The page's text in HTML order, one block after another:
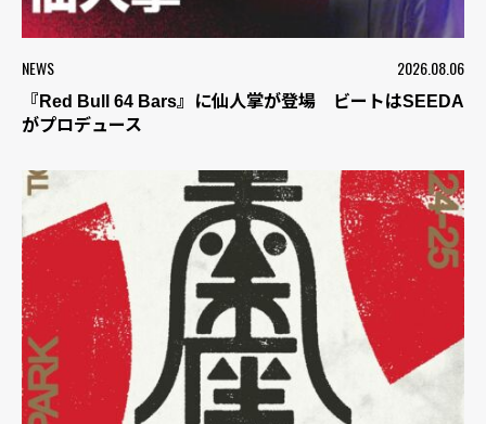
NEWS 2026.08.06
『Red Bull 64 Bars』に仙人掌が登場 ビートはSEEDA
がプロデュース